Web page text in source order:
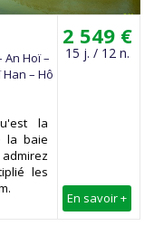
2 549 €
15 j. / 12 n.
En savoir +
An Hoï –
– Hô
la
la baie
les